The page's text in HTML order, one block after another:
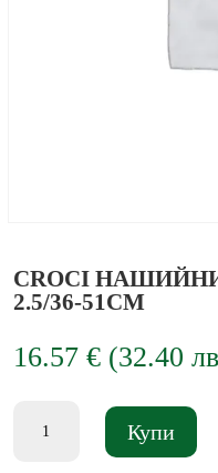
CROCI
2.5/36-51СМ
16.57 € (32.40
Купи